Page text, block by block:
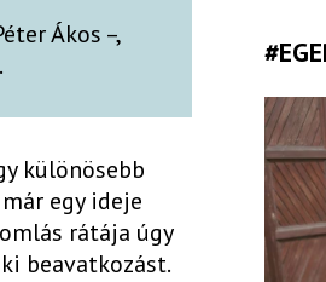
Ákos –,
különösebb
egy ideje
rátája úgy
beavatkozást.